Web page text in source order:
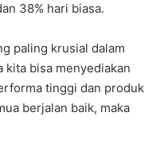
38% hari biasa.
paling krusial dalam
kita bisa menyediakan
tinggi dan produk
berjalan baik, maka